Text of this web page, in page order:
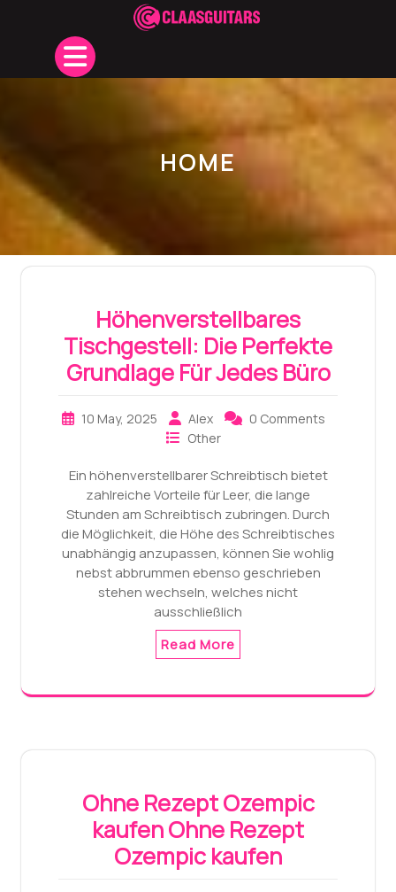
Open
Button
HOME
Höhenverstellbares
Tischgestell: Die Perfekte
Grundlage Für Jedes Büro
10 May, 2025 Alex
0 Comments
Other
Ein höhenverstellbarer Schreibtisch bietet
zahlreiche Vorteile für Leer, die lange
Stunden am Schreibtisch zubringen. Durch
die Möglichkeit, die Höhe des Schreibtisches
unabhängig anzupassen, können Sie wohlig
nebst abbrummen ebenso geschrieben
stehen wechseln, welches nicht
ausschließlich
Read More
Ohne Rezept Ozempic
kaufen Ohne Rezept
Ozempic kaufen